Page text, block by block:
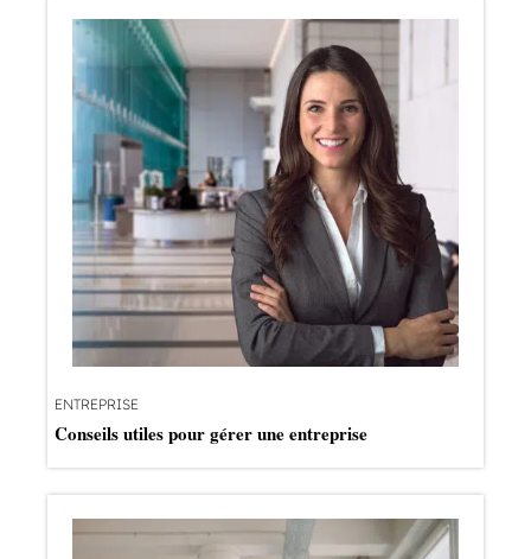
ENTREPRISE
Conseils utiles pour gérer une entreprise